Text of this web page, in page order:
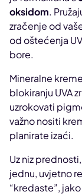
oksidom.
zračenje od
od oštećenja
bore.
Mineralne
blokiranju UVA
uzrokovati
važno nositi
planirate izaći.
Uz niz
jednu, uvjetno
“kredaste”,